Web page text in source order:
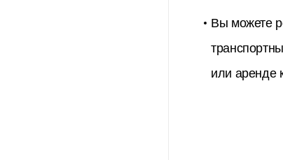
Вы можете
или аренде